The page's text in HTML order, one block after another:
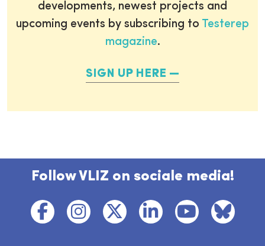
developments, newest projects and
upcoming events by subscribing to Testerep
magazine.
SIGN UP HERE
Follow VLIZ on sociale media!